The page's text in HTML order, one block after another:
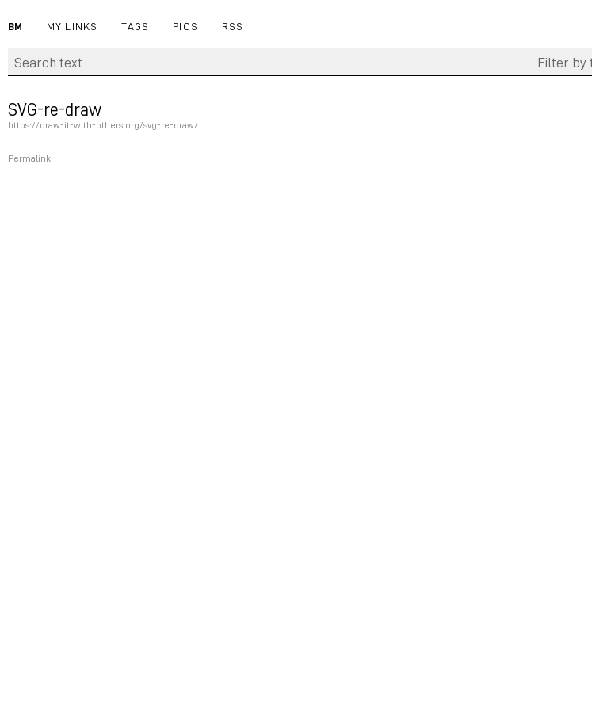
BM MY LINKS TAGS PICS RSS
SVG-re-draw
https://draw-it-with-others.org/svg-re-draw/
Permalink